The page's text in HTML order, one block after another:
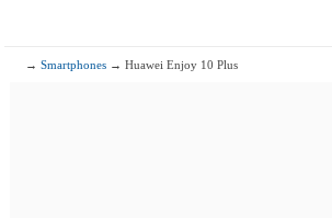
→Smartphones → Huawei Enjoy 10 Plus